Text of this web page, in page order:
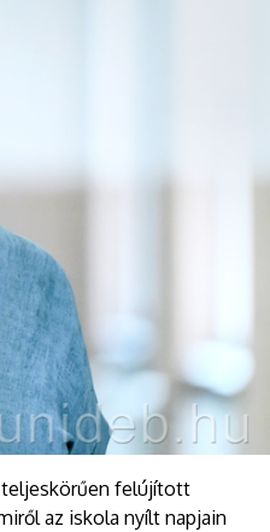
felújított
az iskola nyílt napjain